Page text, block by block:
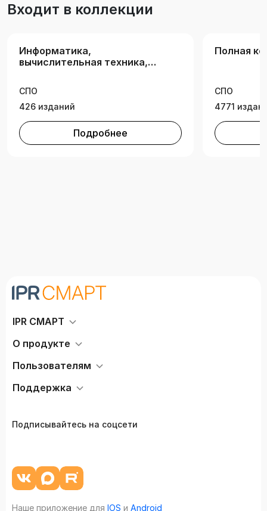
техника» и укрупненной группе
данных», «Основы проектирования баз
данных».
Входит в коллекции
Информатика,
вычислительная техника,
технологии
СПО
426 изданий
Подробнее
Полная
СПО
4771
IPR СМАРТ
О продукте
Пользователям
Поддержка
Подписывайтесь на соцсети
Наше приложение для IOS и Android